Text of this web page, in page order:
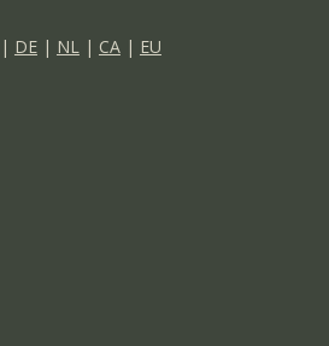
| DE| NL| CA| EU